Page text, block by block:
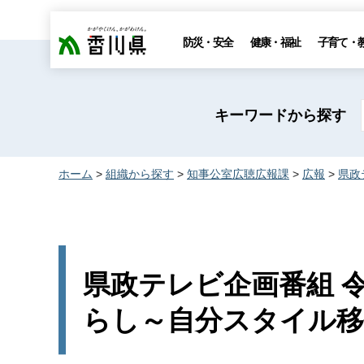
香川県 防災・安全 健康・福祉 子育て・
キーワードから探す
ホーム > 組織から探す > 知事公室広聴広報課 > 広報 > 県政
県政テレビ企画番組
らし～自分スタイル